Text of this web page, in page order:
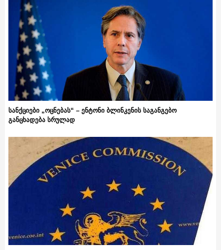
სანქციები „ოცნებას“ – ენტონი ბლინკენის საგანგებო
განცხადება სრულად